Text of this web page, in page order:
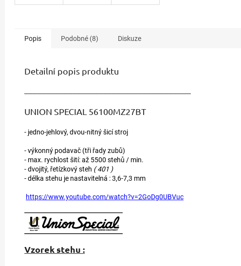
Popis Podobné (8) Diskuze
Detailní popis produktu
UNION SPECIAL 56100MZ27BT
- jedno-jehlový, dvou-nitný šicí stroj
- výkonný podavač (tři řady zubů)
- max. rychlost šití: až 5500 stehů / min.
- dvojitý, řetízkový steh ( 401 )
- délka stehu je nastavitelná : 3,6-7,3 mm
https://www.youtube.com/watch?v=2GoDg0UBVuc
Vzorek stehu :